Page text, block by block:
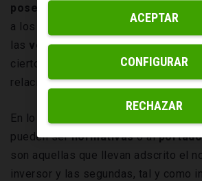
poseedor
y ofrecerle algún tipo de
a los propietarios de las acciones
las ventajas más características
ciertos privilegios a la hora de
relación con otros inversores.
En lo referido a la titularidad, las
pueden sernormativaso al
son aquellas que llevan adscrito el
inversor y las segundas, tal y como
RECHAZAR
ACEPTAR
CONFIGURAR